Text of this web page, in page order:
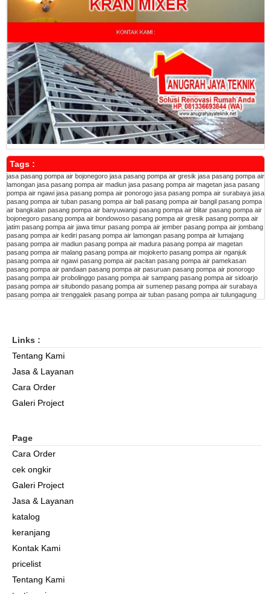
Tags :
jasa pasang pompa air bojonegoro jasa pasang pompa air gresik jasa pasang pompa air
lamongan jasa pasang pompa air madiun jasa pasang pompa air magetan jasa pasang
pompa air ngawi jasa pasang pompa air ponorogo jasa pasang pompa air surabaya jasa
pasang pompa air tuban pasang pompa air bali pasang pompa air bangil pasang pompa
air bangkalan pasang pompa air banyuwangi pasang pompa air blitar pasang pompa air
bojonegoro pasang pompa air bondowoso pasang pompa air gresik pasang pompa air
jatim pasang pompa air jawa timur pasang pompa air jember pasang pompa air jombang
pasang pompa air kediri pasang pompa air lamongan pasang pompa air lumajang
pasang pompa air madiun pasang pompa air madura pasang pompa air magetan
pasang pompa air malang pasang pompa air mojokerto pasang pompa air nganjuk
pasang pompa air ngawi pasang pompa air pacitan pasang pompa air pamekasan
pasang pompa air pandaan pasang pompa air pasuruan pasang pompa air ponorogo
pasang pompa air probolinggo pasang pompa air sampang pasang pompa air sidoarjo
pasang pompa air situbondo pasang pompa air sumenep pasang pompa air surabaya
pasang pompa air trenggalek pasang pompa air tuban pasang pompa air tulungagung
Links :
Tentang Kami
Jasa & Layanan
Cara Order
Galeri Project
Page
Cara Order
cek ongkir
Galeri Project
Jasa & Layanan
katalog
keranjang
Kontak Kami
pricelist
Tentang Kami